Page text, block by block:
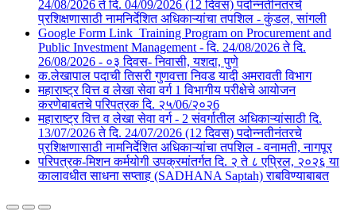
24/08/2026 ते दि. 04/09/2026 (12 दिवस) पदोन्नतीनंतरचे
प्रशिक्षणासाठी नामनिर्देशित अधिकाऱ्यांचा तपशिल - कुंडल, सांगली​​
Google Form Link_Training Program on Procurement and
Public Investment Management - दि. 24/08/2026 ते दि.
26/08/2026 - ०३ दिवस- निवासी, यशदा, पुणे​
क.लेखापाल पदाची तिसरी गुणवत्ता निवड यादी अमरावती विभाग
महाराष्ट्र वित्त व लेखा सेवा वर्ग 1 विभागीय परीक्षेचे आयोजन
करणेबाबतचे परिपत्रक दि. २५/06/२०२6
महाराष्ट्र वित्त व लेखा सेवा वर्ग - 2 संवर्गातील अधिकाऱ्यांसाठी दि.
13/07/2026 ते दि. 24/07/2026 (12 दिवस) पदोन्नतीनंतरचे
प्रशिक्षणासाठी नामनिर्देशित अधिकाऱ्यांचा तपशिल - वनामती, नागपूर
परिपत्रक-मिशन कर्मयोगी उपक्रमांतर्गत दि. २ ते ८ एप्रिल, २०२६ या
कालावधीत साधना सप्ताह (SADHANA Saptah) राबविण्याबाबत